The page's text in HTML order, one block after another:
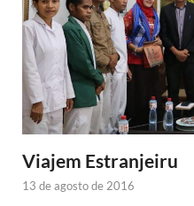
Viajem Estranjeiru
13 de agosto de 2016